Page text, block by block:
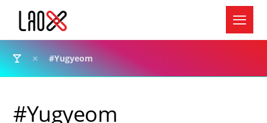
#Yugyeom
#Yugyeom